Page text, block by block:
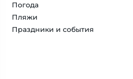
Погода
Пляжи
Праздники и события